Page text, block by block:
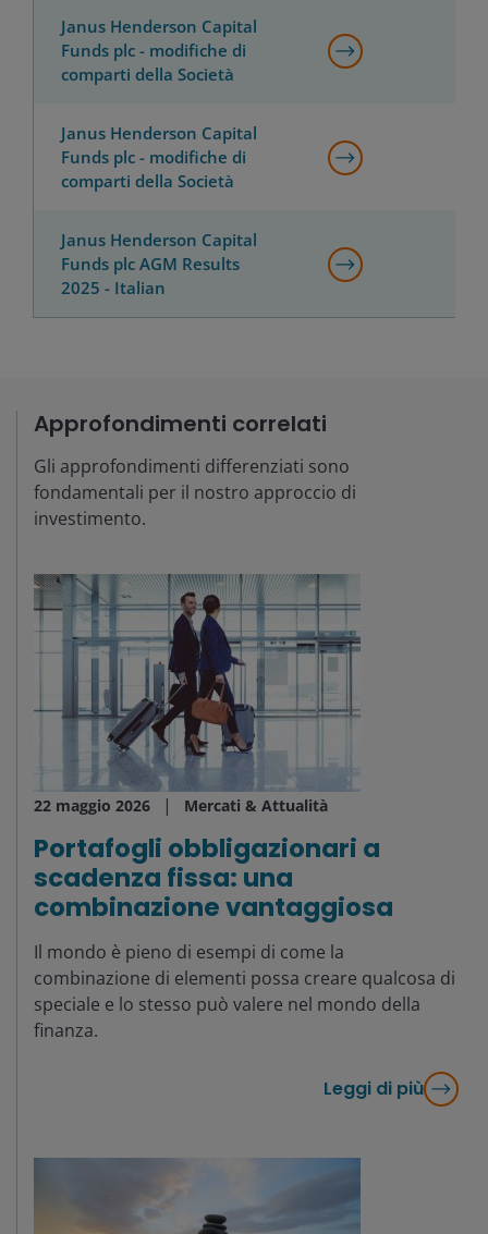
Janus Henderson Capital
Funds plc - modifiche di
comparti della Società
Janus Henderson Capital
Funds plc - modifiche di
comparti della Società
Janus Henderson Capital
Funds plc AGM Results
2025 - Italian
Approfondimenti correlati
Gli approfondimenti differenziati sono
fondamentali per il nostro approccio di
investimento.
22 maggio 2026 Mercati & Attualità
Portafogli obbligazionari a
scadenza fissa: una
combinazione vantaggiosa
Il mondo è pieno di esempi di come la
combinazione di elementi possa creare qualcosa di
speciale e lo stesso può valere nel mondo della
finanza.
Leggi di più